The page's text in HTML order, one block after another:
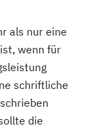
als nur eine
wenn für
schriftliche
die